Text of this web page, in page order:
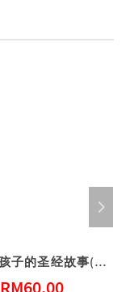
99个给孩子的圣经故事(简体)
RM60.00